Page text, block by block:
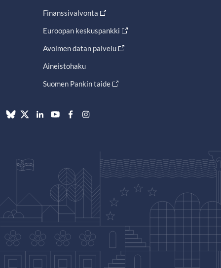
Finanssivalvonta
Euroopan keskuspankki
Avoimen datan palvelu
Aineistohaku
Suomen Pankin taide